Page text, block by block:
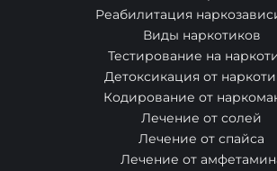
Реабилитация
Виды наркотиков
Тестирование на
Детоксикация от
Кодирование от
Лечение от солей
Лечение от спайса
Лечение от